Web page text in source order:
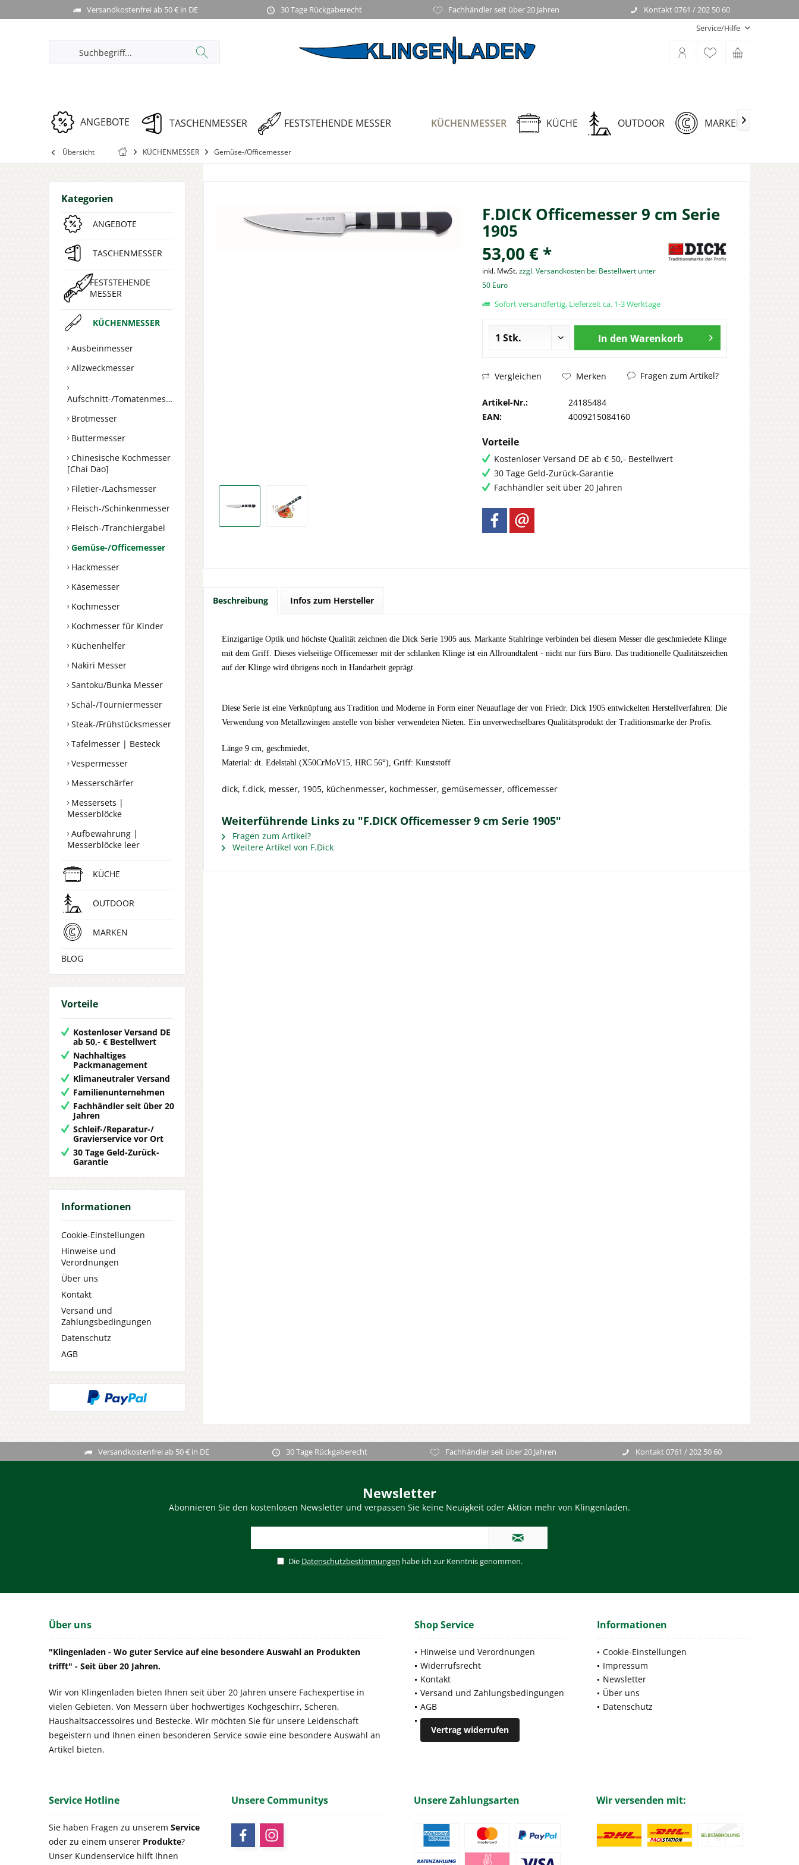
Versandkostenfrei ab 50 € in DE 30 Tage Rückgaberecht Fachhändler seit über 20 Jahren
Kontakt 0761 / 202 50 60
Service/Hilfe
ANGEBOTE TASCHENMESSER FESTSTEHENDE MESSER KÜCHENMESSER KÜCHE OUTDOOR MARKEN
Übersicht KÜCHENMESSER Gemüse-/Officemesser
Kategorien
ANGEBOTE
TASCHENMESSER
FESTSTEHENDE
MESSER
KÜCHENMESSER
Ausbeinmesser
Allzweckmesser
Aufschnitt-/Tomatenmesser
Brotmesser
Buttermesser
Chinesische Kochmesser
[Chai Dao]
Filetier-/Lachsmesser
Fleisch-/Schinkenmesser
Fleisch-/Tranchiergabel
Gemüse-/Officemesser
Hackmesser
Käsemesser
Kochmesser
Kochmesser für Kinder
Küchenhelfer
Nakiri Messer
Santoku/Bunka Messer
Schäl-/Tourniermesser
Steak-/Frühstücksmesser
Tafelmesser | Besteck
Vespermesser
Messerschärfer
Messersets |
Messerblöcke
Aufbewahrung |
Messerblöcke leer
KÜCHE
OUTDOOR
MARKEN
BLOG
Vorteile
Kostenloser Versand DE
ab 50,- € Bestellwert
Nachhaltiges
Packmanagement
Klimaneutraler Versand
Familienunternehmen
Fachhändler seit über 20
Jahren
Schleif-/Reparatur-/
Gravierservice vor Ort
30 Tage Geld-Zurück-
Garantie
Informationen
Cookie-Einstellungen
Hinweise und
Verordnungen
Über uns
Kontakt
Versand und
Zahlungsbedingungen
Datenschutz
AGB
F.DICK Officemesser 9 cm Serie
1905
53,00 € *
inkl. MwSt.zzgl. Versandkosten bei Bestellwert unter
50 Euro
Sofort versandfertig, Lieferzeit ca. 1-3 Werktage
In den Warenkorb
Vergleichen Merken Fragen zum Artikel?
Artikel-Nr.:
24185484
EAN:
4009215084160
Vorteile
Kostenloser Versand DE ab € 50,- Bestellwert
30 Tage Geld-Zurück-Garantie
Fachhändler seit über 20 Jahren
Beschreibung Infos zum Hersteller
Einzigartige Optik und höchste Qualität zeichnen die Dick Serie 1905 aus. Markante Stahlringe verbinden bei diesem Messer die geschmiedete Klinge
mit dem Griff. Dieses vielseitige Officemesser mit der schlanken Klinge ist ein Allroundtalent - nicht nur fürs Büro. Das traditionelle Qualitätszeichen
auf der Klinge wird übrigens noch in Handarbeit geprägt.
Diese Serie ist eine Verknüpfung aus Tradition und Moderne in Form einer Neuauflage der von Friedr. Dick 1905 entwickelten Herstellverfahren: Die
Verwendung von Metallzwingen anstelle von bisher verwendeten Nieten. Ein unverwechselbares Qualitätsprodukt der Traditionsmarke der Profis.
Länge 9 cm, geschmiedet,
Material: dt. Edelstahl (X50CrMoV15, HRC 56°), Griff: Kunststoff
dick, f.dick, messer, 1905, küchenmesser, kochmesser, gemüsemesser, officemesser
Weiterführende Links zu "F.DICK Officemesser 9 cm Serie 1905"
Fragen zum Artikel?
Weitere Artikel von F.Dick
Versandkostenfrei ab 50 € in DE 30 Tage Rückgaberecht Fachhändler seit über 20 Jahren Kontakt 0761 / 202 50 60
Newsletter
Abonnieren Sie den kostenlosen Newsletter und verpassen Sie keine Neuigkeit oder Aktion mehr von Klingenladen.
Die Datenschutzbestimmungen habe ich zur Kenntnis genommen.
Über uns
"Klingenladen - Wo guter Service auf eine besondere Auswahl an Produkten
trifft" - Seit über 20 Jahren.
Wir von Klingenladen bieten Ihnen seit über 20 Jahren unsere Fachexpertise in
vielen Gebieten. Von Messern über hochwertiges Kochgeschirr, Scheren,
Haushaltsaccessoires und Bestecke. Wir möchten Sie für unsere Leidenschaft
begeistern und Ihnen einen besonderen Service sowie eine besondere Auswahl an
Artikel bieten.
Shop Service
Hinweise und Verordnungen
Widerrufsrecht
Kontakt
Versand und Zahlungsbedingungen
AGB
Vertrag widerrufen
Informationen
Cookie-Einstellungen
Impressum
Newsletter
Über uns
Datenschutz
Service Hotline
Sie haben Fragen zu unserem Service
oder zu einem unserer Produkte?
Unser Kundenservice hilft Ihnen
Unsere Communitys Unsere Zahlungsarten Wir versenden mit: